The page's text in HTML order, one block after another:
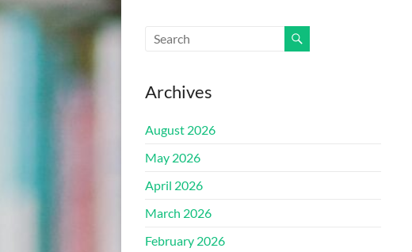
FEDERACIJA
HERCEGOVINE
KANTON
SARAJEVO
OPĆINA
ILIDŽA
Archives
August 2026
May 2026
April 2026
March 2026
February 2026